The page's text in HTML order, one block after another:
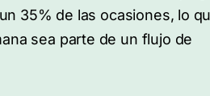
35% de las ocasiones, lo
sea parte de un flujo de